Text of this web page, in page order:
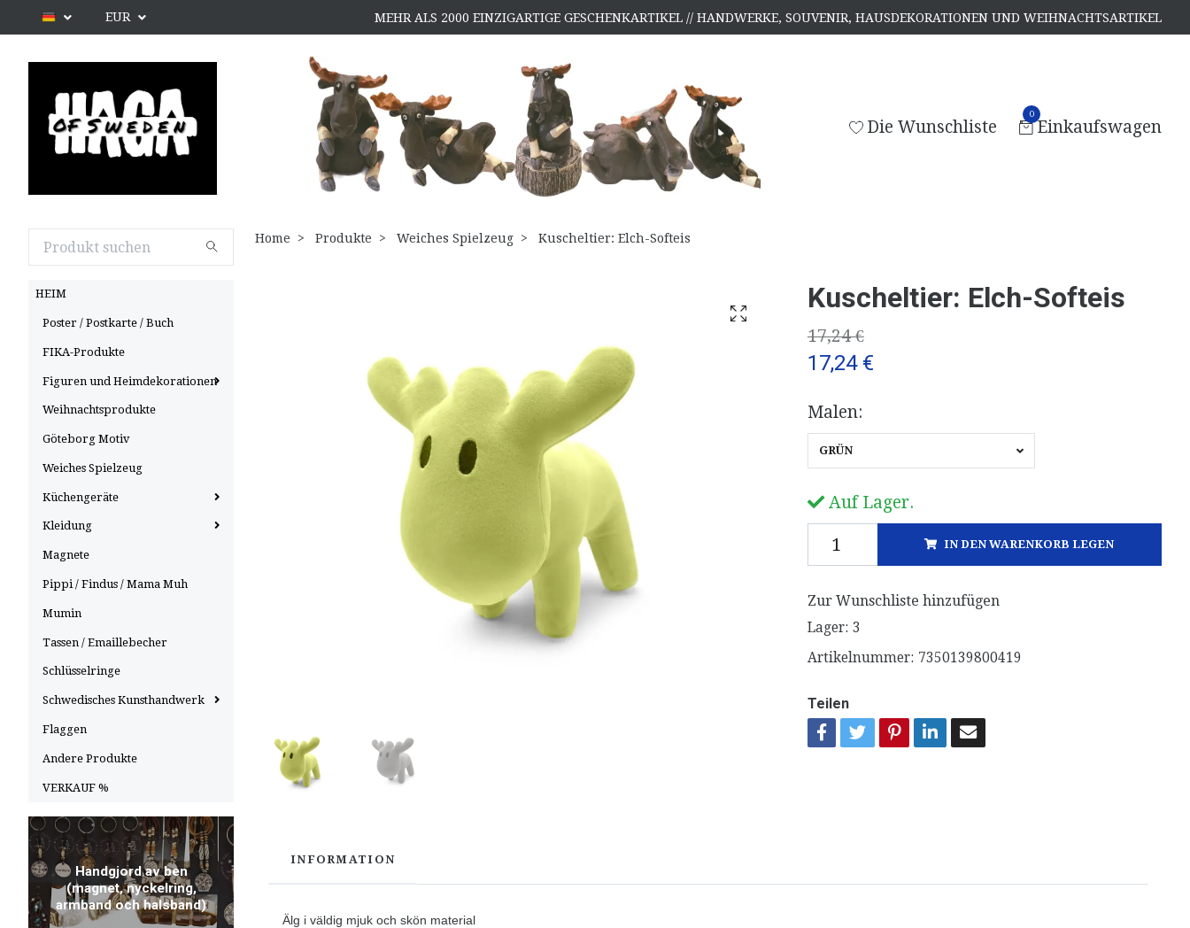
EUR MEHR ALS 2000 EINZIGARTIGE GESCHENKARTIKEL // HANDWERKE, SOUVENIR, HAUSDEKORATIONEN UND WEIHNACHTSARTIKEL
Die Wunschliste
0
Einkaufswagen
HEIM
Poster / Postkarte / Buch
FIKA-Produkte
Figuren und Heimdekorationen
Weihnachtsprodukte
Göteborg Motiv
Weiches Spielzeug
Küchengeräte
Kleidung
Magnete
Pippi / Findus / Mama Muh
Mumin
Tassen / Emaillebecher
Schlüsselringe
Schwedisches Kunsthandwerk
Flaggen
Andere Produkte
VERKAUF %
Handgjord av ben
(magnet, nyckelring,
armband och halsband)
Home Produkte Weiches Spielzeug Kuscheltier: Elch-Softeis
Kuscheltier: Elch-Softeis
17,24 €
17,24 €
Malen:
GRÜN
Auf Lager.
IN DEN WARENKORB LEGEN
Zur Wunschliste hinzufügen
Lager: 3
Artikelnummer: 7350139800419
Teilen
INFORMATION
Älg i väldig mjuk och skön material